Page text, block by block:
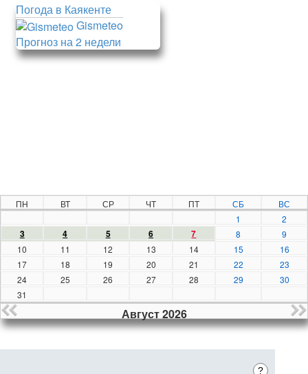
Погода в Каякенте
Gismeteo
Прогноз на 2 недели
ПН ВТ СР ЧТ ПТ СБ
ВС
1
2
3 4 5 6 7 8
9
10
11 12 13 14 15
16
17
18 19 20 21 22
23
24
25 26 27 28 29
30
31
Август 2026
?